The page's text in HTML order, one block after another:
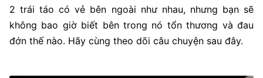
2 trái táo có vẻ bên ngoài như nhau, nhưng bạn sẽ
không bao giờ biết bên trong nó tổn thương và đau
đớn thế nào. Hãy cùng theo dõi câu chuyện sau đây.